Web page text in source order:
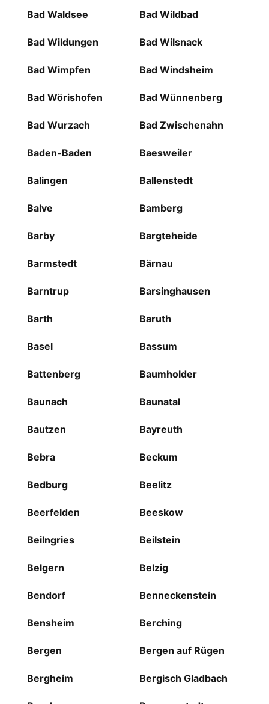
Bad Waldsee Bad Wildbad
Bad Wildungen Bad Wilsnack
Bad Wimpfen Bad Windsheim
Bad Wörishofen Bad Wünnenberg
Bad Wurzach Bad Zwischenahn
Baden-Baden Baesweiler
Balingen Ballenstedt
Balve Bamberg
Barby Bargteheide
Barmstedt Bärnau
Barntrup Barsinghausen
Barth Baruth
Basel Bassum
Battenberg Baumholder
Baunach Baunatal
Bautzen Bayreuth
Bebra Beckum
Bedburg Beelitz
Beerfelden Beeskow
Beilngries Beilstein
Belgern Belzig
Bendorf Benneckenstein
Bensheim Berching
Bergen Bergen auf Rügen
Bergheim Bergisch Gladbach